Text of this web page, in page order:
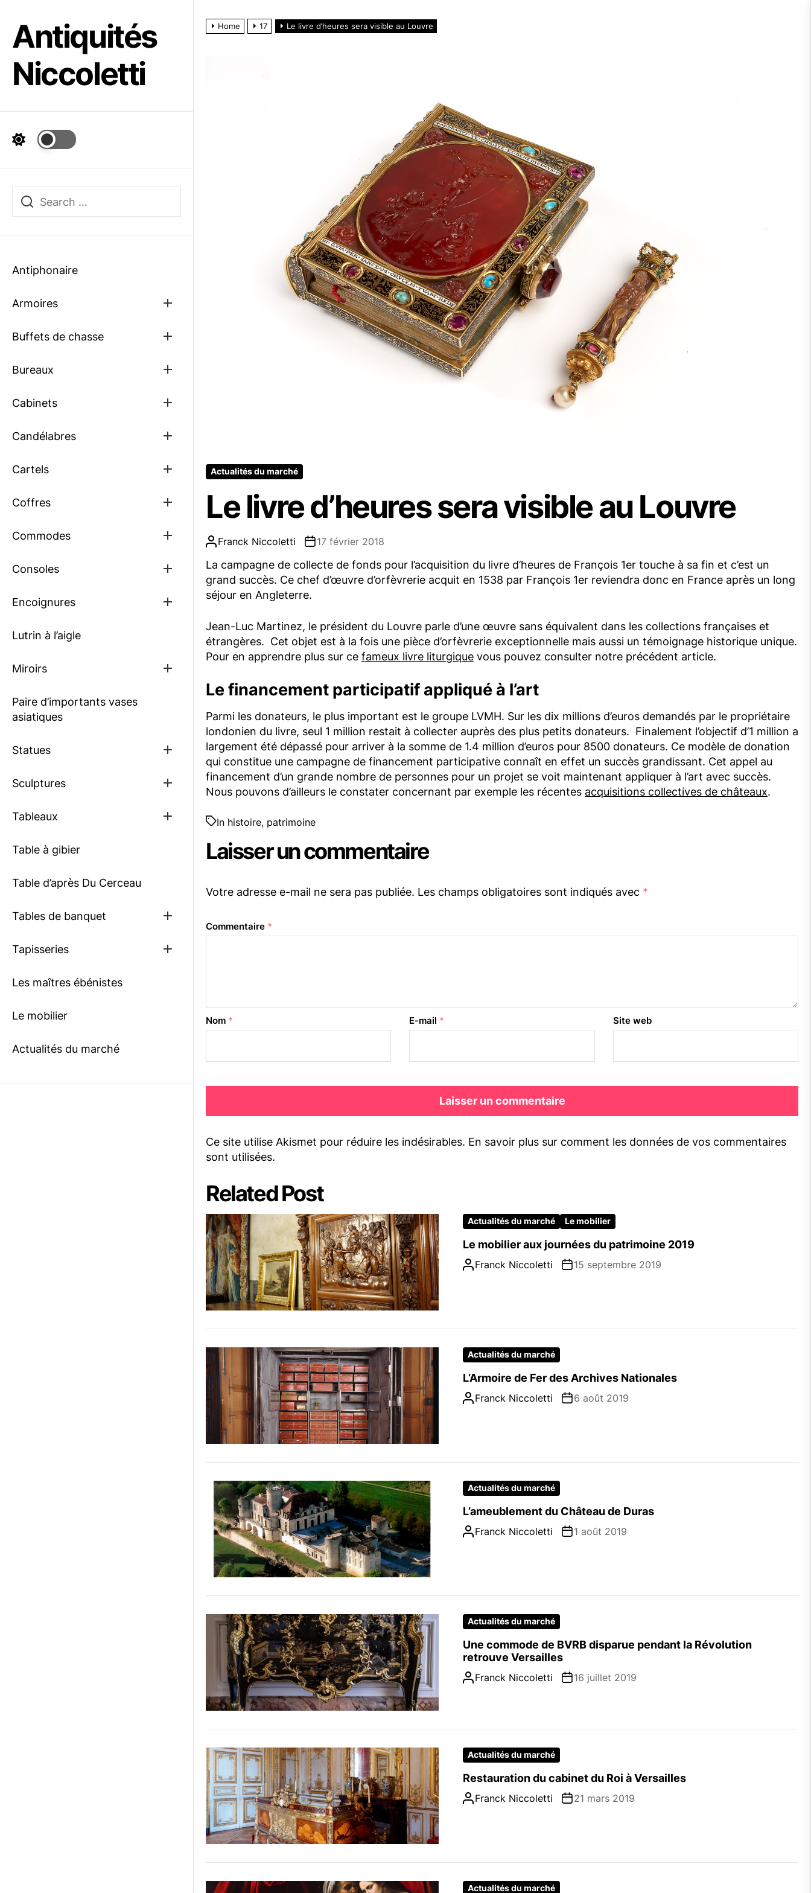
content
Antiquités
Niccoletti
Antiphonaire
Armoires
Show
Buffets de chasse
Show
Bureaux
Show
Cabinets
Show
Candélabres
Show
Cartels
Show
Coffres
Show
Commodes
Show
Consoles
Show
Encoignures
Show
Lutrin à l’aigle
Miroirs
Show
Paire d’importants vases
asiatiques
Statues
Show
Sculptures
Show
Tableaux
Show
Table à gibier
Table d’après Du Cerceau
Tables de banquet
Show
Tapisseries
Show
Les maîtres ébénistes
Le mobilier
Actualités du marché
Home 17 Le livre d’heures sera visible au Louvre
Actualités du marché
Le livre d’heures sera visible au Louvre
Franck Niccoletti 17 février 2018
La campagne de collecte de fonds pour l’acquisition du livre d’heures de François 1er touche à sa fin et c’est un
grand succès. Ce chef d’œuvre d’orfèvrerie acquit en 1538 par François 1er reviendra donc en France après un long
séjour en Angleterre.
Jean-Luc Martinez, le président du Louvre parle d’une œuvre sans équivalent dans les collections françaises et
étrangères. Cet objet est à la fois une pièce d’orfèvrerie exceptionnelle mais aussi un témoignage historique unique.
Pour en apprendre plus sur ce fameux livre liturgique vous pouvez consulter notre précédent article.
Le financement participatif appliqué à l’art
Parmi les donateurs, le plus important est le groupe LVMH. Sur les dix millions d’euros demandés par le propriétaire
londonien du livre, seul 1 million restait à collecter auprès des plus petits donateurs. Finalement l’objectif d’1 million a
largement été dépassé pour arriver à la somme de 1.4 million d’euros pour 8500 donateurs. Ce modèle de donation
qui constitue une campagne de financement participative connaît en effet un succès grandissant. Cet appel au
financement d’un grande nombre de personnes pour un projet se voit maintenant appliquer à l’art avec succès.
Nous pouvons d’ailleurs le constater concernant par exemple les récentes acquisitions collectives de châteaux.
In histoire, patrimoine
Laisser un commentaire
Votre adresse e-mail ne sera pas publiée. Les champs obligatoires sont indiqués avec *
Commentaire *
Nom * E-mail * Site web
Ce site utilise Akismet pour réduire les indésirables. En savoir plus sur comment les données de vos commentaires
sont utilisées.
Related Post
Actualités du marché Le mobilier
Le mobilier aux journées du patrimoine 2019
Franck Niccoletti 15 septembre 2019
Actualités du marché
L’Armoire de Fer des Archives Nationales
Franck Niccoletti 6 août 2019
Actualités du marché
L’ameublement du Château de Duras
Franck Niccoletti 1 août 2019
Actualités du marché
Une commode de BVRB disparue pendant la Révolution
retrouve Versailles
Franck Niccoletti 16 juillet 2019
Actualités du marché
Restauration du cabinet du Roi à Versailles
Franck Niccoletti 21 mars 2019
Actualités du marché